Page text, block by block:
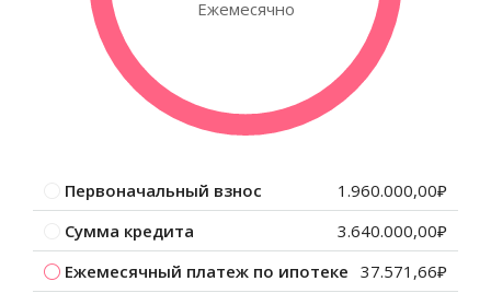
Ежемесячно
Первоначальный взнос
1.960.000,00₽
Сумма кредита
3.640.000,00₽
Ежемесячный платеж по ипотеке 37.571,66₽